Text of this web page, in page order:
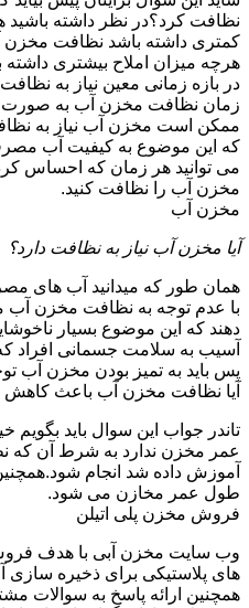
نظافت کرد؟در نظر داشته
کمتری داشته باشد نظافت مخزن
هرچه میزان املاح بیشتری
در بازه زمانی معین نیاز به
زمان نظافت مخزن آب به صورت
ممکن است مخزن آب نیاز به
که این موضوع به کیفیت آب
می توانید هر زمان که احساس
مخزن آب را نظافت کنید.
مخزن آب
آیا مخزن آب نیاز به نظافت دارد؟
همان طور که میدانید آب های
با عدم توجه به نظافت مخزن آب
دهند که این موضوع بسیار
آسیب به سلامت جسمانی افراد
پس باید به تمیز بودن مخزن آب
آیا نظافت مخزن آب باعث
تاندر جواب این سوال باید بگویم
عمر مخزن ندارد به شرط آن
آموزش داده شد انجام
طول عمر مخازن می شود.
فروش مخزن پلی اتیلن
وب سایت مخزن آبی با هدف فروش
های پلاستیکی برای ذخیره سازی
همچنین ارائه پاسخ به سوالات